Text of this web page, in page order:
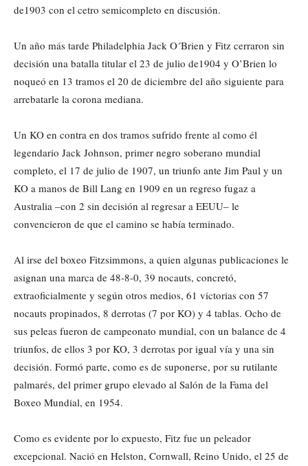
de1903 con el cetro semicompleto en discusión.
Un año más tarde Philadelphia Jack O´Brien y Fitz cerraron sin
decisión una batalla titular el 23 de julio de1904 y O’Brien lo
noqueó en 13 tramos el 20 de diciembre del año siguiente para
arrebatarle la corona mediana.
Un KO en contra en dos tramos sufrido frente al como él
legendario Jack Johnson, primer negro soberano mundial
completo, el 17 de julio de 1907, un triunfo ante Jim Paul y un
KO a manos de Bill Lang en 1909 en un regreso fugaz a
Australia –con 2 sin decisión al regresar a EEUU– le
convencieron de que el camino se había terminado.
Al irse del boxeo Fitzsimmons, a quien algunas publicaciones le
asignan una marca de 48-8-0, 39 nocauts, concretó,
extraoficialmente y según otros medios, 61 victorias con 57
nocauts propinados, 8 derrotas (7 por KO) y 4 tablas. Ocho de
sus peleas fueron de campeonato mundial, con un balance de 4
triunfos, de ellos 3 por KO, 3 derrotas por igual vía y una sin
decisión. Formó parte, como es de suponerse, por su rutilante
palmarés, del primer grupo elevado al Salón de la Fama del
Boxeo Mundial, en 1954.
Como es evidente por lo expuesto, Fitz fue un peleador
excepcional. Nació en Helston, Cornwall, Reino Unido, el 25 de